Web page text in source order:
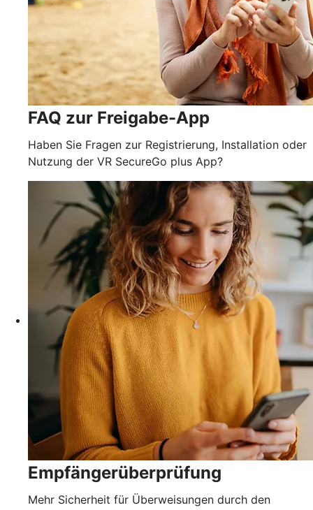
FAQ zur Freigabe-App
Haben Sie Fragen zur Registrierung, Installation oder
Nutzung der VR SecureGo plus App?
Empfängerüberprüfung
Mehr Sicherheit für Überweisungen durch den